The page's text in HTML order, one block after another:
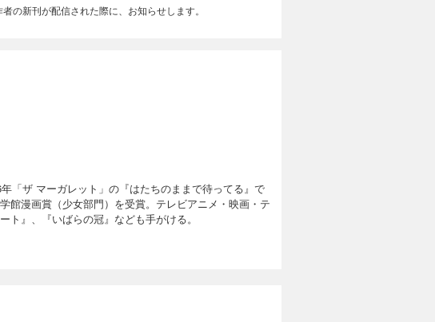
の新刊が配信された際に、お知らせします。
「ザ マーガレット」の『はたちのままで待ってる』で
館漫画賞（少女部門）を受賞。テレビアニメ・映画・テ
』、『いばらの冠』なども手がける。